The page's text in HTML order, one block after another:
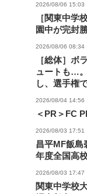
2026/08/06 15:03
［関東中学
園中が完封
2026/08/06 08:34
［総体］ボ
ュートも…
し、選手権
2026/08/04 14:56
＜PR＞FC
2026/08/03 17:51
昌平MF飯島
年度全国高
2026/08/03 17:47
関東中学校